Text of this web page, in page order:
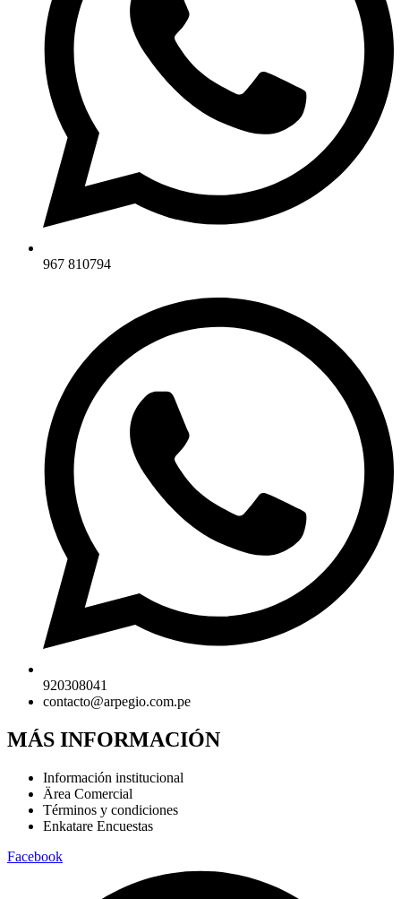
967 810794
920308041
contacto@arpegio.com.pe
MÁS INFORMACIÓN
Información institucional
Ärea Comercial
Términos y condiciones
Enkatare Encuestas
Facebook